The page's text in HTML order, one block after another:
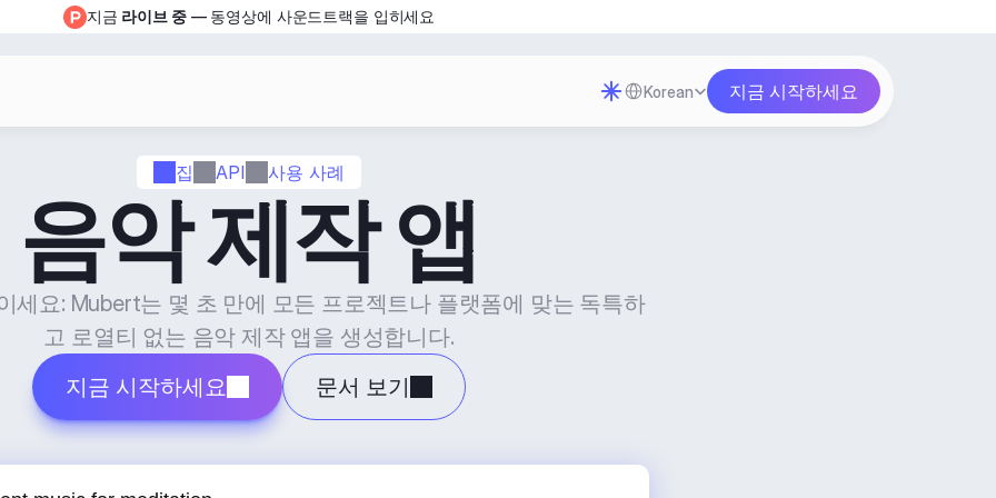
집 API 사용 사례
음악 제작 앱
세요: Mubert는 몇 초 만에 모든 프로젝트나 플랫폼에 맞는 독특하
고 로열티 없는 음악 제작 앱을 생성합니다.
지금 시작하세요
문서 보기
지금 라이브 중 — 동영상에 사운드트랙을 입히세요
Select Language
Korean 지금 시작하세요